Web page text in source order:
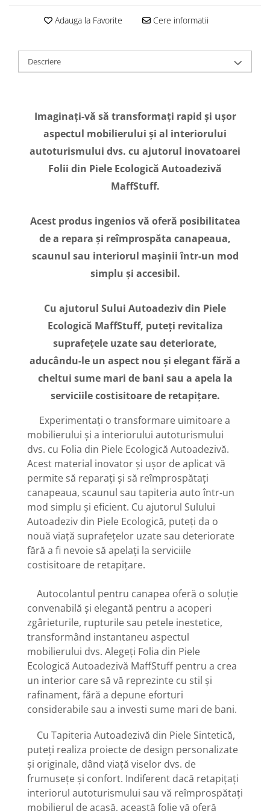
Adauga la Favorite Cere informatii
Descriere
Imaginați-vă să transformați rapid și ușor
aspectul mobilierului și al interiorului
autoturismului dvs. cu ajutorul inovatoarei
Folii din Piele Ecologică Autoadezivă
MaffStuff.
Acest produs ingenios vă oferă posibilitatea
de a repara și reîmprospăta canapeaua,
scaunul sau interiorul mașinii într-un mod
simplu și accesibil.
Cu ajutorul Sului Autoadeziv din Piele
Ecologică MaffStuff, puteți revitaliza
suprafețele uzate sau deteriorate,
aducându-le un aspect nou și elegant fără a
cheltui sume mari de bani sau a apela la
serviciile costisitoare de retapițare.
Experimentați o transformare uimitoare a
mobilierului și a interiorului autoturismului
dvs. cu Folia din Piele Ecologică Autoadezivă.
Acest material inovator și ușor de aplicat vă
permite să reparați și să reîmprospătați
canapeaua, scaunul sau tapiteria auto într-un
mod simplu și eficient. Cu ajutorul Sulului
Autoadeziv din Piele Ecologică, puteți da o
nouă viață suprafețelor uzate sau deteriorate
fără a fi nevoie să apelați la serviciile
costisitoare de retapițare.
Autocolantul pentru canapea oferă o soluție
convenabilă și elegantă pentru a acoperi
zgârieturile, rupturile sau petele inestetice,
transformând instantaneu aspectul
mobilierului dvs. Alegeți Folia din Piele
Ecologică Autoadezivă MaffStuff pentru a crea
un interior care să vă reprezinte cu stil și
rafinament, fără a depune eforturi
considerabile sau a investi sume mari de bani.
Cu Tapiteria Autoadezivă din Piele Sintetică,
puteți realiza proiecte de design personalizate
și originale, dând viață viselor dvs. de
frumusețe și confort. Indiferent dacă retapițați
interiorul autoturismului sau vă reîmprospătați
mobilierul de acasă, această folie vă oferă